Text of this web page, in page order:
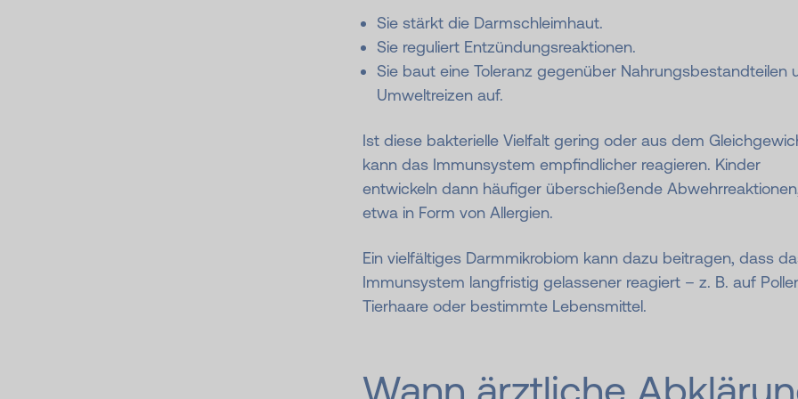
Sie stärkt die Darmschleimhaut.
Sie reguliert Entzündungsreaktionen.
Sie baut eine Toleranz gegenüber Nahrungsbestandteilen
Umweltreizen auf.
Ist diese bakterielle Vielfalt gering oder aus dem
kann das Immunsystem empfindlicher reagieren. Kinder
entwickeln dann häufiger überschießende
etwa in Form von Allergien.
Ein vielfältiges Darmmikrobiom kann dazu beitragen, dass
Immunsystem langfristig gelassener reagiert – z. B. auf
Tierhaare oder bestimmte Lebensmittel.
Wann ärztliche